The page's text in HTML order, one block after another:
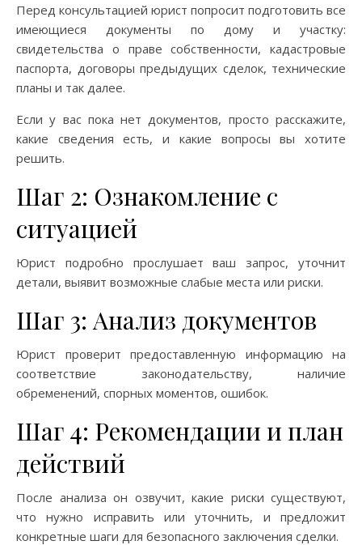
Перед консультацией юрист попросит подготовить все
имеющиеся документы по дому и участку:
свидетельства о праве собственности, кадастровые
паспорта, договоры предыдущих сделок, технические
планы и так далее.
Если у вас пока нет документов, просто расскажите,
какие сведения есть, и какие вопросы вы хотите
решить.
Шаг 2: Ознакомление с
ситуацией
Юрист подробно прослушает ваш запрос, уточнит
детали, выявит возможные слабые места или риски.
Шаг 3: Анализ документов
Юрист проверит предоставленную информацию на
соответствие законодательству, наличие
обременений, спорных моментов, ошибок.
Шаг 4: Рекомендации и план
действий
После анализа он озвучит, какие риски существуют,
что нужно исправить или уточнить, и предложит
конкретные шаги для безопасного заключения сделки.